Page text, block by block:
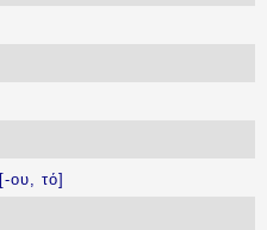
[-ου, τό]